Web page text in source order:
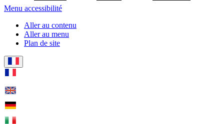
Menu accessibilité
Aller au contenu
Aller au menu
Plan de site